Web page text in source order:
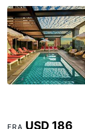
FRA USD 186